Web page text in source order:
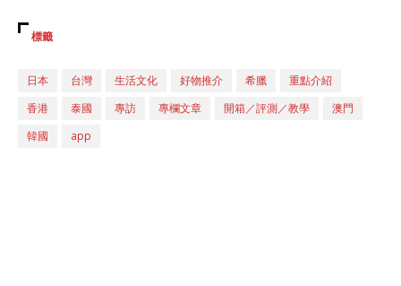
標籤
日本 台灣 生活文化 好物推介 希臘
重點介紹
香港
泰國 專訪 專欄文章 開箱／評測／教學
澳門
韓國
app